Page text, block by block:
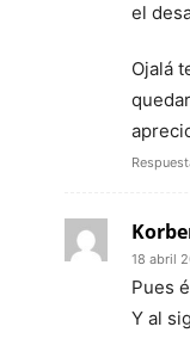
el
Ojalá
18 abril
Pues
Y al